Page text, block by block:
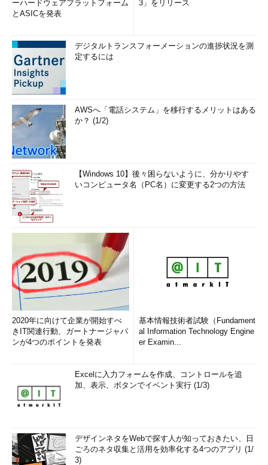
ーハードウェアプラットフォーム
とASICを発表
3」をリリース
デジタルトランスフォーメーションの進捗状況を測
定するには
AWSへ「電話システム」を移行するメリットはある
か？ (1/2)
【Windows 10】後々困らないように、分かりやす
いコンピュータ名（PC名）に変更する2つの方法
2020年に向けて企業が開始すべ
きIT関連行動、ガートナージャパ
ンが4つのポイントを発表
基本情報技術者試験（Fundament
al Information Technology Engine
er Examin...
Excelに入力フォームを作成、コントロールを追
加、表示、ボタンでイベント実行 (1/3)
デザインネタをWebで探す人が知っておきたい、日
ごろのネタ収集と活用を効率化する4つのアプリ (1/
3)